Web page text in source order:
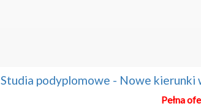
Studia podyplomowe - Nowe kierunki
Pełna